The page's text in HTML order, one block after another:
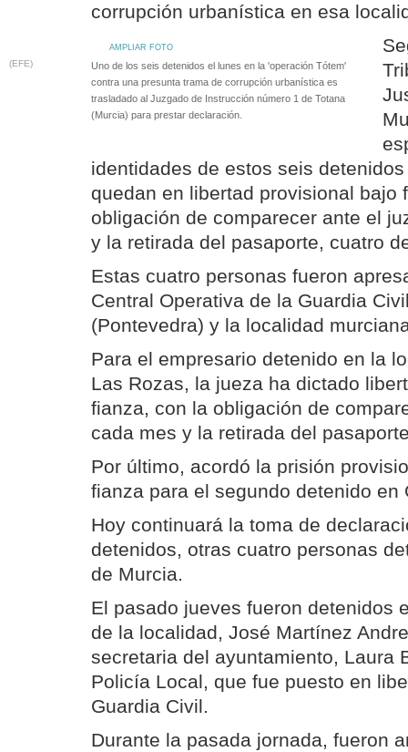
corrupción urbanística en esa
AMPLIAR FOTO
(EFE)
Uno de los seis detenidos el lunes en la 'operación Tótem'
contra una presunta trama de corrupción urbanística es
trasladado al Juzgado de Instrucción número 1 de Totana
(Murcia) para prestar declaración.
identidades de estos seis
quedan en libertad provisional bajo
obligación de comparecer ante el
y la retirada del pasaporte, cuatro
Estas cuatro personas fueron
Central Operativa de la Guardia
(Pontevedra) y la localidad
Para el empresario detenido en la
Las Rozas, la jueza ha dictado
fianza, con la obligación de
cada mes y la retirada del
Por último, acordó la prisión
fianza para el segundo detenido en
Hoy continuará la toma de
detenidos, otras cuatro personas
de Murcia.
El pasado jueves fueron detenidos
de la localidad, José Martínez
secretaria del ayuntamiento, Laura
Policía Local, que fue puesto en
Guardia Civil.
Durante la pasada jornada, fueron